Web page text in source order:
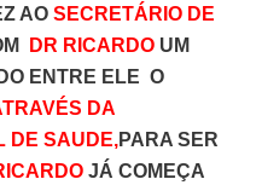
AOSECRETÁRIO DE
DR RICARDO UM
ENTRE ELE O
DA
DE SAUDE,PARA SER
JÁ COMEÇA